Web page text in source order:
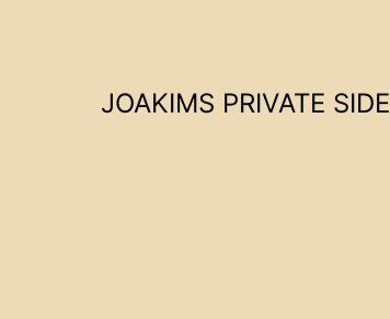
JOAKIMS PRIVATE SIDE